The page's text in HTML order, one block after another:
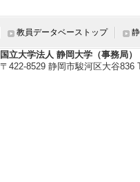
教員データベーストップ
国立大学法人 静岡大学（事務局）
〒422-8529 静岡市駿河区大谷836